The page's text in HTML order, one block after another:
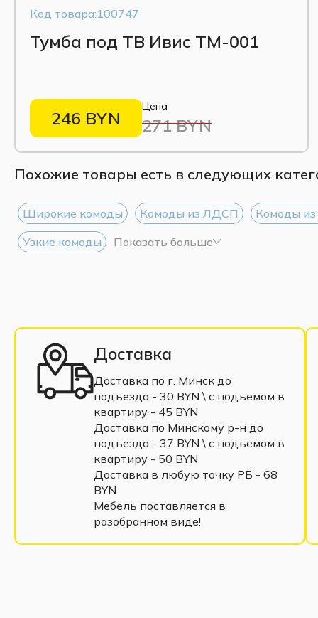
Код товара:100747
Тумба под ТВ Ивис ТМ-001
Цена
271 BYN
246 BYN
Похожие товары есть в следующих
Широкие комоды Комоды из ЛДСП
Комоды
Узкие комоды
Показать больше
Доставка
Доставка по г. Минск до
подъезда - 30 BYN \ c подъемом в
квартиру - 45 BYN
Доставка по Минскому р-н до
подъезда - 37 BYN \ c подъемом в
квартиру - 50 BYN
Доставка в любую точку РБ - 68
BYN
Мебель поставляется в
разобранном виде!